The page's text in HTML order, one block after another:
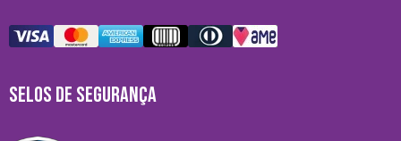
SELOS DE SEGURANÇA